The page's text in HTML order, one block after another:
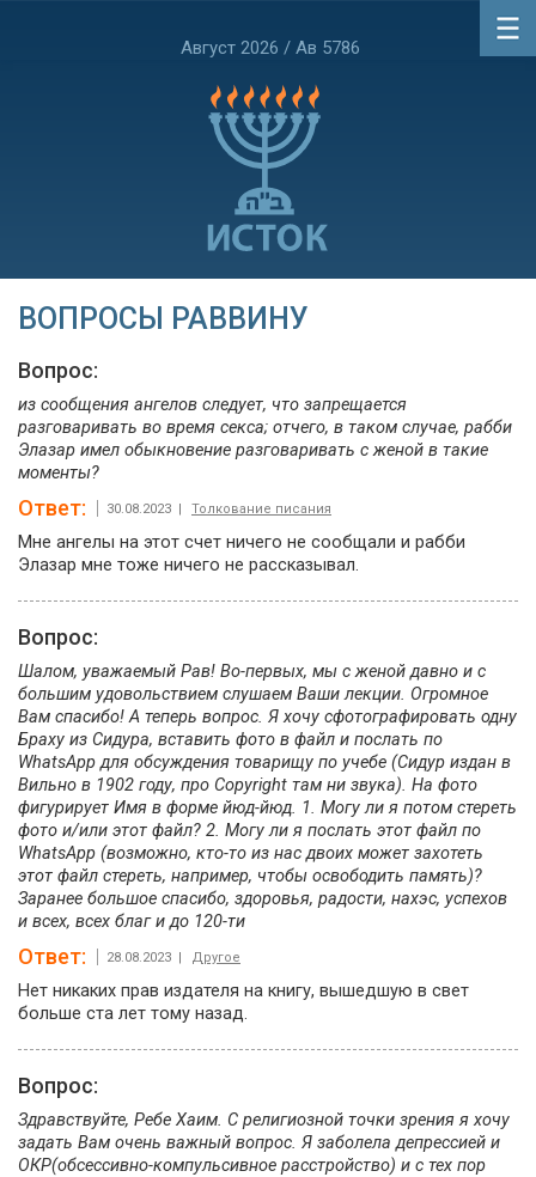
Август 2026 / Ав 5786
ВОПРОСЫ РАВВИНУ
Вопрос:
из сообщения ангелов следует, что запрещается
разговаривать во время секса; отчего, в таком случае, рабби
Элазар имел обыкновение разговаривать с женой в такие
моменты?
Ответ: 30.08.2023 | Толкование писания
Мне ангелы на этот счет ничего не сообщали и рабби
Элазар мне тоже ничего не рассказывал.
Вопрос:
Шалом, уважаемый Рав! Во-первых, мы с женой давно и с
большим удовольствием слушаем Ваши лекции. Огромное
Вам спасибо! А теперь вопрос. Я хочу сфотографировать одну
Браху из Сидура, вставить фото в файл и послать по
WhatsApp для обсуждения товарищу по учебе (Сидур издан в
Вильно в 1902 году, про Copyright там ни звука). На фото
фигурирует Имя в форме йюд-йюд. 1. Могу ли я потом стереть
фото и/или этот файл? 2. Могу ли я послать этот файл по
WhatsApp (возможно, кто-то из нас двоих может захотеть
этот файл стереть, например, чтобы освободить память)?
Заранее большое спасибо, здоровья, радости, нахэс, успехов
и всех, всех благ и до 120-ти
Ответ: 28.08.2023 | Другое
Нет никаких прав издателя на книгу, вышедшую в свет
больше ста лет тому назад.
Вопрос:
Здравствуйте, Ребе Хаим. С религиозной точки зрения я хочу
задать Вам очень важный вопрос. Я заболела депрессией и
ОКР(обсессивно-компульсивное расстройство) и с тех пор